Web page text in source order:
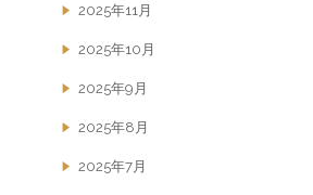
2025年11月
2025年10月
2025年9月
2025年8月
2025年7月